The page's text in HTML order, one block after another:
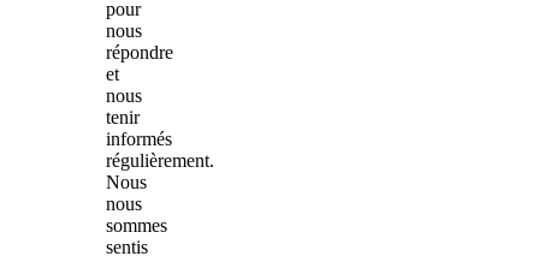
pour
nous
répondre
et
nous
tenir
informés
régulièrement.
Nous
nous
sommes
sentis